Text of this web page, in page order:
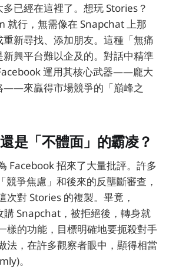
已經在這裡了。想玩 Stories？
就行，無需像在 Snapchat 上那
新尋找、添加朋友。這種「無痛
興平台難以企及的。對話中精準
運用其核心武器——龐大
——來贏得市場競爭的「巔峰之
是「不體面」的霸凌？
Facebook 招來了大量批評。許多
競爭焦慮」和後來的反壟斷審查，
次對 Stories 的複製。畢竟，
購 Snapchat，被拒絕後，轉身就
樣的功能，目標明確地要扼殺對手
法，在許多觀察者眼中，顯得相當
。